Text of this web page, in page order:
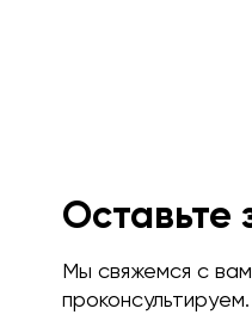
Оставьте
Мы свяжемся с
проконсультируем.